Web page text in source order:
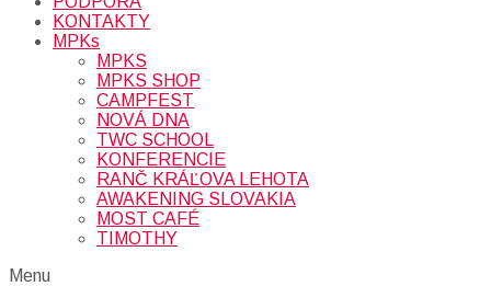
KONTAKTY
MPKs
MPKS
MPKS SHOP
CAMPFEST
NOVÁ DNA
TWC SCHOOL
KONFERENCIE
RANČ KRÁĽOVA LEHOTA
AWAKENING SLOVAKIA
MOST CAFÉ
TIMOTHY
Menu